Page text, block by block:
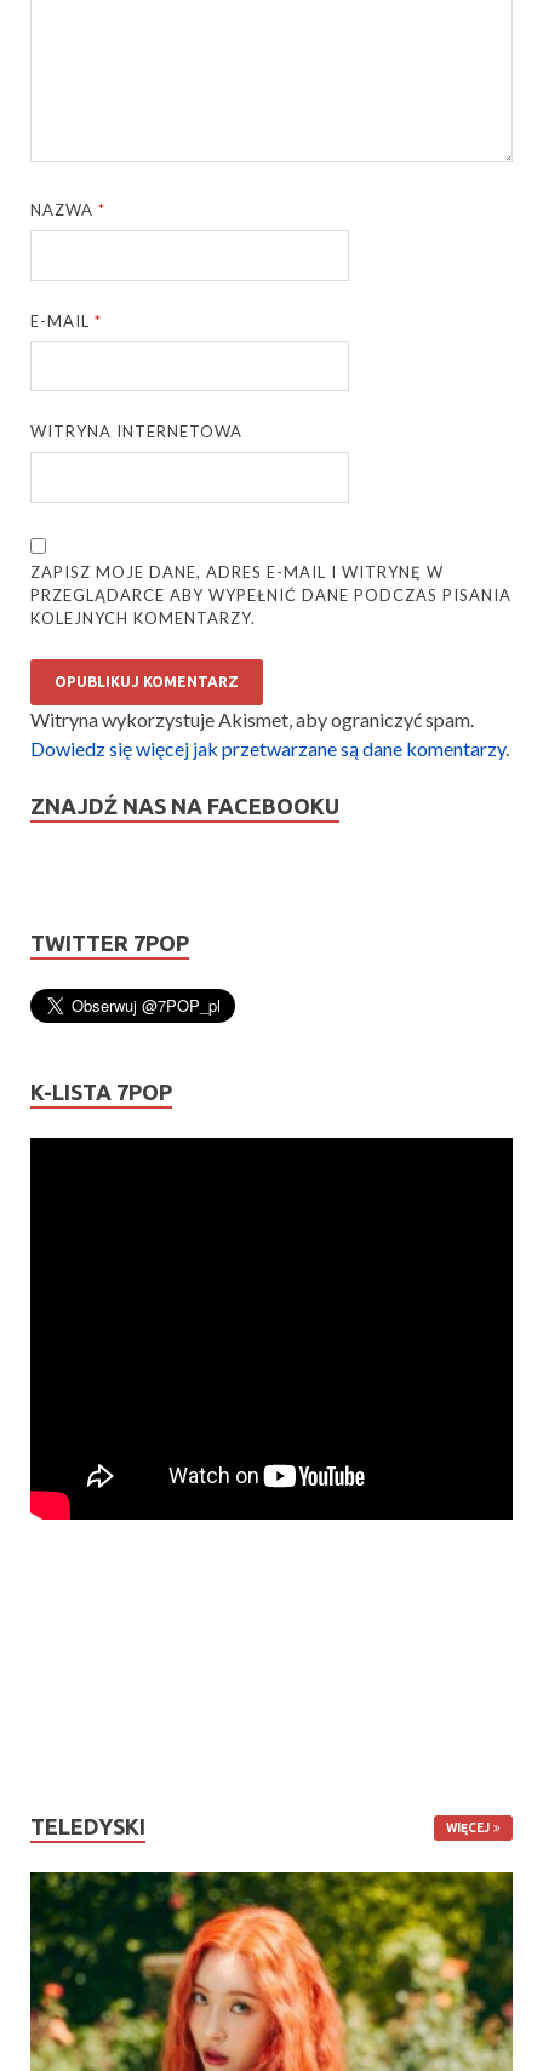
NAZWA*
E-MAIL*
WITRYNA INTERNETOWA
ZAPISZ MOJE DANE, ADRES E-MAIL I WITRYNĘ W
PRZEGLĄDARCE ABY WYPEŁNIĆ DANE PODCZAS PISANIA
KOLEJNYCH KOMENTARZY.
Witryna wykorzystuje Akismet, aby ograniczyć spam.
Dowiedz się więcej jak przetwarzane są dane komentarzy.
ZNAJDŹ NAS NA FACEBOOKU
TWITTER 7POP
K-LISTA 7POP
TELEDYSKI WIĘCEJ